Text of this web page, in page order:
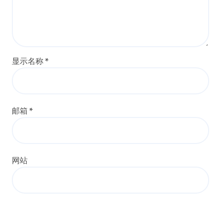
显示名称 *
邮箱 *
网站